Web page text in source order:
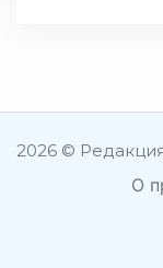
2026 ©
О